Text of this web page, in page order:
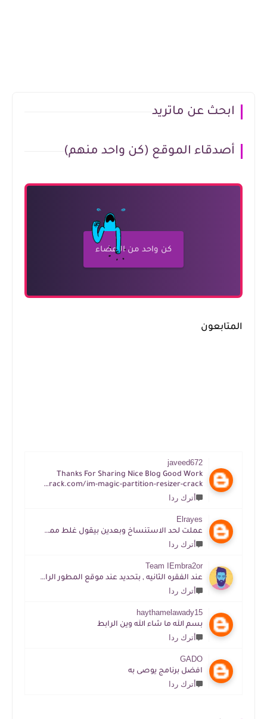
ابحث عن ماتريد
أصدقاء الموقع (كن واحد منهم)
كن واحد من الأعضاء
المتابعون
javeed672
Thanks For Sharing Nice Blog Good Work
https://tijacrack.com/im-magic-partition-resizer-crack
أترك ردا
Elrayes
عملت لحد الاستنساخ وبعدين بيقول غلط ممكن افهم ازاي
أترك ردا
Team IEmbra2or
عند الفقره الثانيه , بتحديد عند موقع المطور الرابط موجود
أترك ردا
haythamelawady15
بسم الله ما شاء الله وين الرابط
أترك ردا
GADO
افضل برنامج يوصى به
أترك ردا